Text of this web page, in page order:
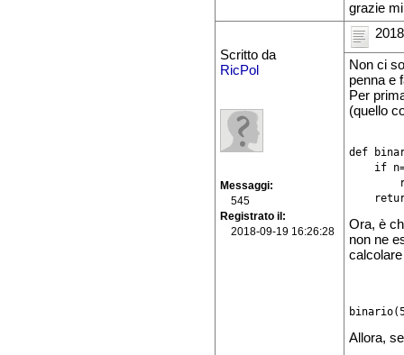
grazie
Scritto da
RicPol
Messaggi
545
Registrato il
2018-09-19 16:26:28
Non ci
penna e
Per
(quello
def
if
Ora, è
non ne
Allora,